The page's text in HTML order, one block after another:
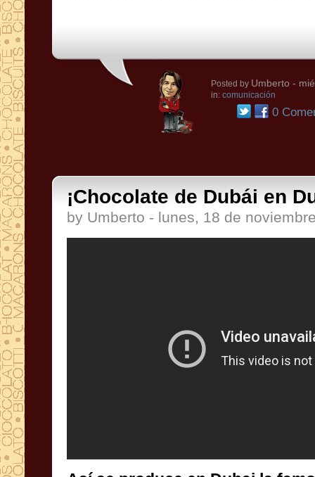
Posted by Umberto -
in: comunicación
0
¡Chocolate de Dubái en
by Umberto - lunes, 18 de